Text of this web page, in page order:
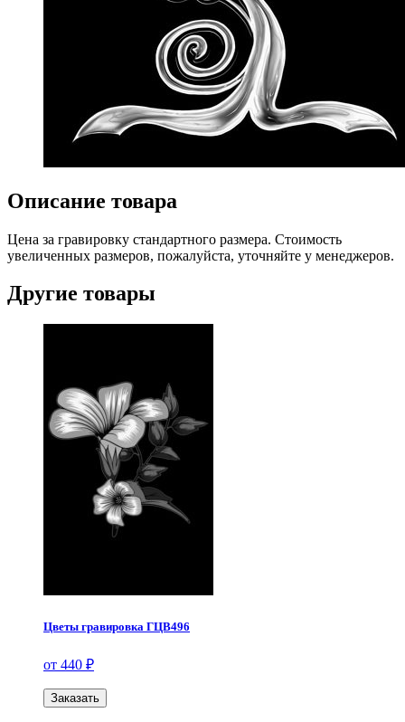
Описание товара
Цена за гравировку стандартного размера. Стоимость
увеличенных размеров, пожалуйста, уточняйте у менеджеров.
Другие товары
Цветы гравировка ГЦВ496
от 440 ₽
Заказать